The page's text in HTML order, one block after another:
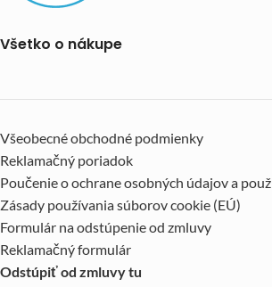
Všetko o nákupe
Všeobecné obchodné podmienky
Reklamačný poriadok
Poučenie o ochrane osobných údajov a
Zásady používania súborov cookie (EÚ)
Formulár na odstúpenie od zmluvy
Reklamačný formulár
Odstúpiť od zmluvy tu